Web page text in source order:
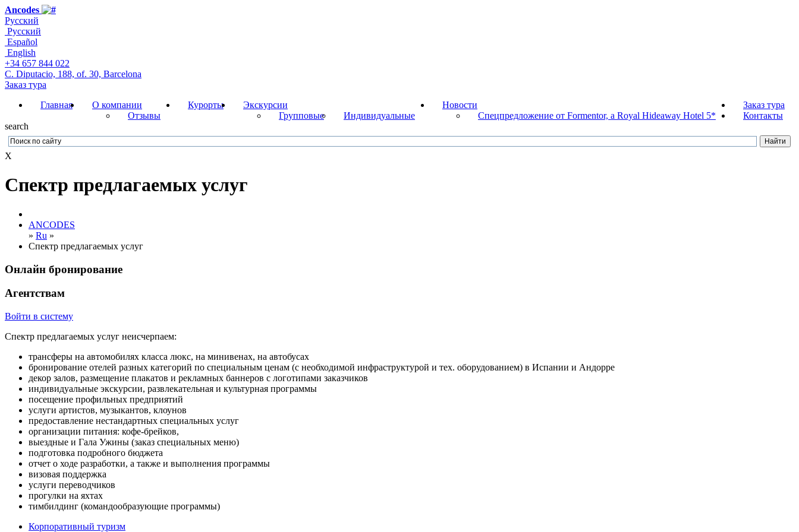
Ancodes
Русский
Русский
Español
English
+34 657 844 022
C. Diputacio, 188, of. 30, Barcelona
Заказ тура
Главная
О компании
Отзывы
Курорты
Экскурсии
Групповые
Индивидуальные
Новости
Cпецпредложение от Formentor, a Royal Hideaway Hotel 5*
Заказ тура
Контакты
search
X
Спектр предлагаемых услуг
ANCODES
» Ru »
Спектр предлагаемых услуг
Онлайн бронирование
Агентствам
Войти в систему
Спектр предлагаемых услуг неисчерпаем:
трансферы на автомобилях класса люкс, на минивенах, на автобусах
бронирование отелей разных категорий по специальным ценам (с необходимой инфраструктурой и тех. оборудованием) в Испании и Андорре
декор залов, размещение плакатов и рекламных баннеров с логотипами заказчиков
индивидуальные экскурсии, развлекательная и культурная программы
посещение профильных предприятий
услуги артистов, музыкантов, клоунов
предоставление нестандартных специальных услуг
oрганизации питания: кофе-брейков,
выездные и Гала Ужины (заказ специальных меню)
подготовка подробного бюджета
отчет о ходе разработки, а также и выполнения программы
визовая поддержка
услуги переводчиков
прогулки на яхтах
тимбилдинг (командообразующие программы)
Корпоративный туризм